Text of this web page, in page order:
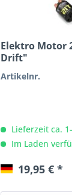
Elektro Motor
Drift"
Artikelnr.
Lieferzeit ca.
Im Laden
19,95 € *